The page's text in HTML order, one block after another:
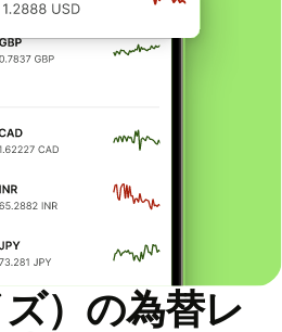
）の為替レ